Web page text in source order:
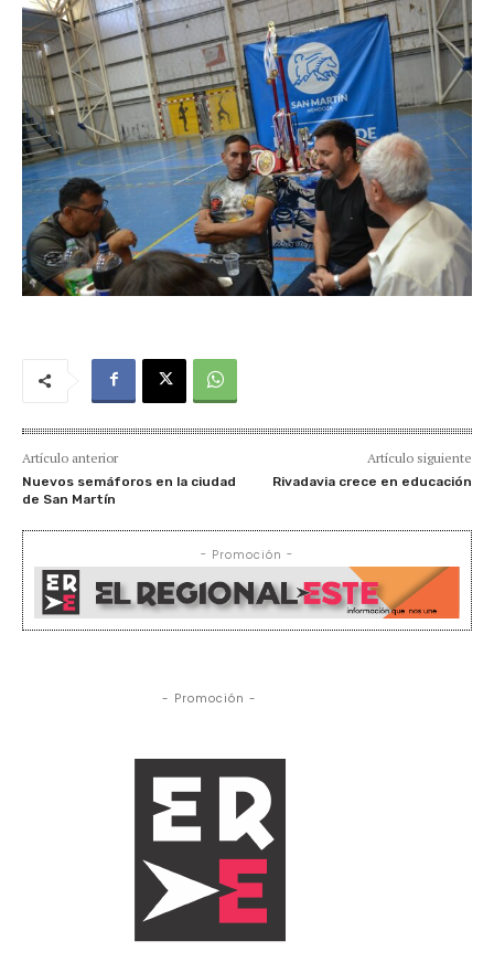
Artículo anterior
Nuevos semáforos en la ciudad
de San Martín
Artículo siguiente
Rivadavia crece en educación
- Promoción -
- Promoción -